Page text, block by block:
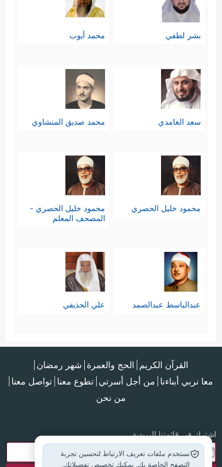
بشر لطفي محمد أيوب
سعد الغامدي محمد صديق المنشاوي
محمود خليل الحصري
محمود خليل الحصري -
المصحف المعلم
عبدالباسط عبدالصمد علي الحذيفي
القرآن الكريم الحج والعمرة شهر رمضان
معا نربي أبناءنا من أجل أسرتي تطوع معنا تواصل معنا
من نحن
اشترك في قائمتنا البريدية
نستخدم ملفات تعريف الارتباط لتحسين تجربة
التصفح الخاصة بك. يمكنك تخصيص تفضيلاتك.